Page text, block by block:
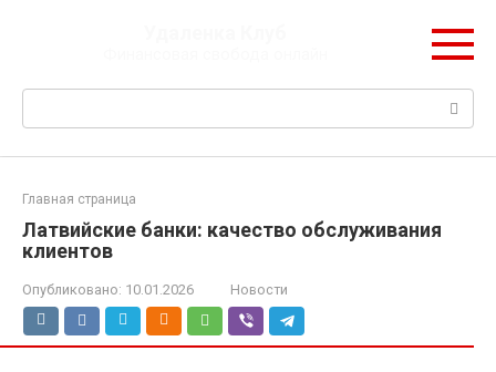
Поиск:
Главная страница
Латвийские банки: качество обслуживания
клиентов
Опубликовано: 10.01.2026 Новости